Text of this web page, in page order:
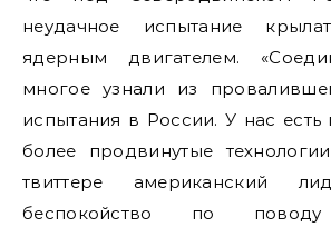
неудачное испытание
ядерным двигателем.
многое узнали из
испытания в России. У нас есть
более продвинутые
твиттере американский
беспокойство по поводу